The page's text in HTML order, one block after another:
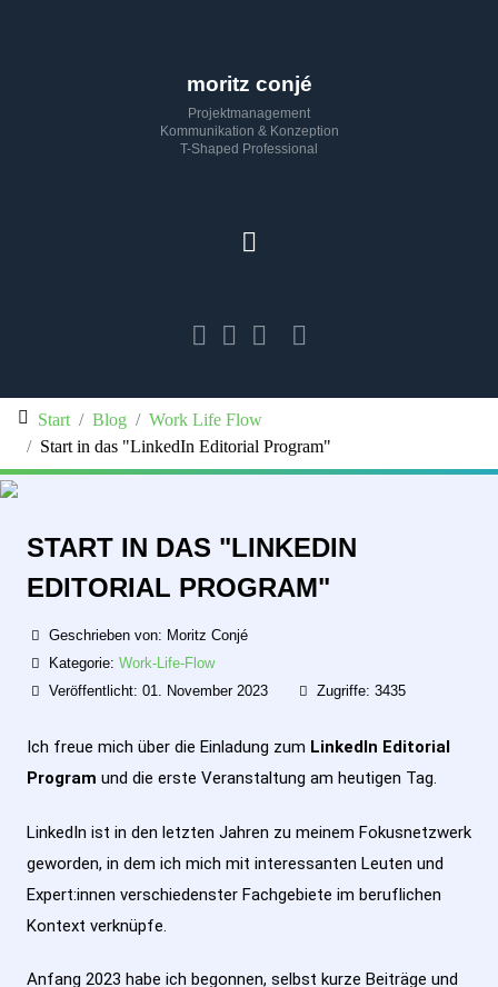
moritz conjé
Projektmanagement
Kommunikation & Konzeption
T-Shaped Professional
Start Blog
Work Life Flow
Start in das "LinkedIn Editorial Program"
START IN DAS "LINKEDIN
EDITORIAL PROGRAM"
Geschrieben von: Moritz Conjé
Kategorie: Work-Life-Flow
Veröffentlicht: 01. November 2023
Zugriffe: 3435
Ich freue mich über die Einladung zum LinkedIn Editorial
Program und die erste Veranstaltung am heutigen Tag.
LinkedIn ist in den letzten Jahren zu meinem Fokusnetzwerk
geworden, in dem ich mich mit interessanten Leuten und
Expert:innen verschiedenster Fachgebiete im beruflichen
Kontext verknüpfe.
Anfang 2023 habe ich begonnen, selbst kurze Beiträge und